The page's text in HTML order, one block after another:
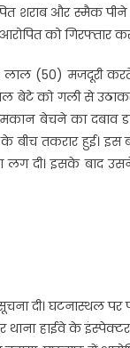
शराब और स्मैक
को गिरफ्तार
लाल (50) मजदूरी
बेटे को गली से
बेचने का दबाव
बीच तकरार हुई। इस
लग दी। इसके बाद
दी। घटनास्थल
और थाना हाईवे के